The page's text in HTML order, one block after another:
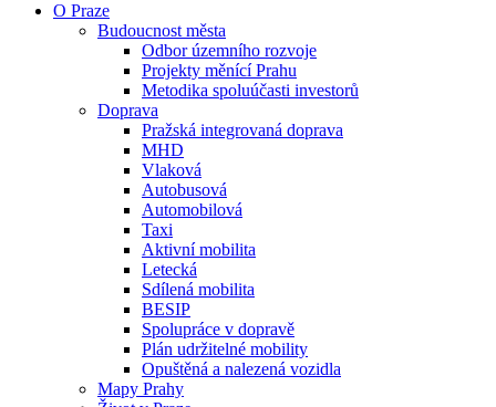
O Praze
Budoucnost města
Odbor územního rozvoje
Projekty měnící Prahu
Metodika spoluúčasti investorů
Doprava
Pražská integrovaná doprava
MHD
Vlaková
Autobusová
Automobilová
Taxi
Aktivní mobilita
Letecká
Sdílená mobilita
BESIP
Spolupráce v dopravě
Plán udržitelné mobility
Opuštěná a nalezená vozidla
Mapy Prahy